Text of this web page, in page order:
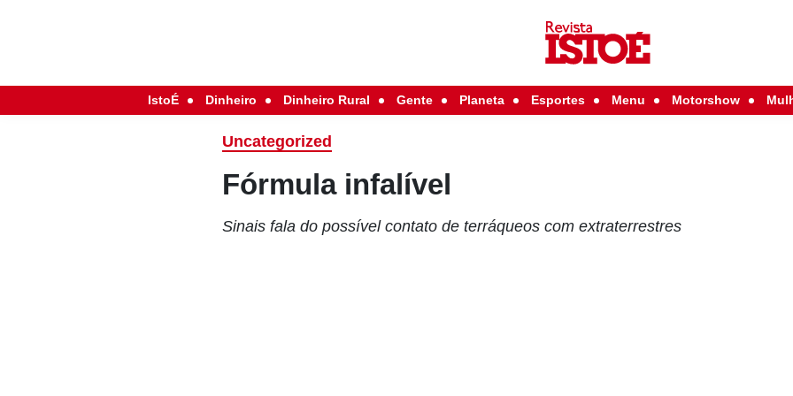
IstoÉ Dinheiro Dinheiro Rural Gente Planeta Esportes Menu Motorshow
Uncategorized
Fórmula infalível
Sinais fala do possível contato de terráqueos com extraterrestres